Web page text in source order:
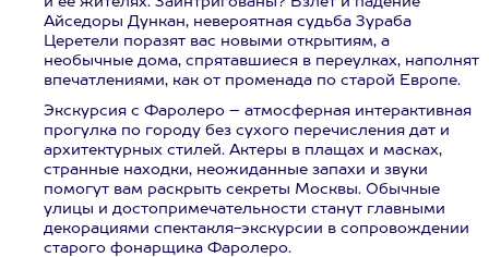
Айседоры Дункан, невероятная судьба Зураба
Церетели поразят вас новыми открытиям, а
необычные дома, спрятавшиеся в переулках, наполнят
впечатлениями, как от променада по старой Европе.
Экскурсия с Фаролеро – атмосферная интерактивная
прогулка по городу без сухого перечисления дат и
архитектурных стилей. Актеры в плащах и масках,
странные находки, неожиданные запахи и звуки
помогут вам раскрыть секреты Москвы. Обычные
улицы и достопримечательности станут главными
декорациями спектакля-экскурсии в сопровождении
старого фонарщика Фаролеро.